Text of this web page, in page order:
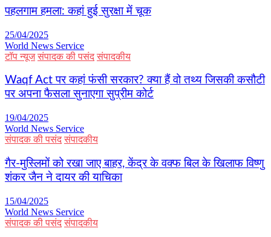
पहलगाम हमला: कहां हुई सुरक्षा में चूक
25/04/2025
World News Service
टॉप न्यूज संपादक की पसंद संपादकीय
Waqf Act पर कहां फंसी सरकार? क्या हैं वो तथ्य जिसकी कसौटी
पर अपना फैसला सुनाएगा सुप्रीम कोर्ट
19/04/2025
World News Service
संपादक की पसंद संपादकीय
गैर-मुस्लिमों को रखा जाए बाहर, केंद्र के वक्फ बिल के खिलाफ विष्णु
शंकर जैन ने दायर की याचिका
15/04/2025
World News Service
संपादक की पसंद संपादकीय